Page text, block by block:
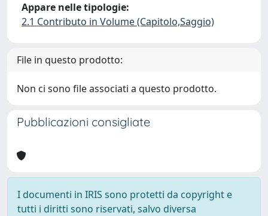
Appare nelle tipologie:
2.1 Contributo in Volume (Capitolo,Saggio)
File in questo prodotto:
Non ci sono file associati a questo prodotto.
Pubblicazioni consigliate
I documenti in IRIS sono protetti da copyright e
tutti i diritti sono riservati, salvo diversa